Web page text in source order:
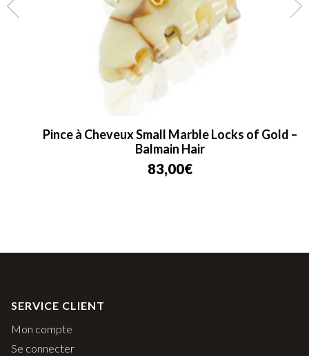
Pince à Cheveux Small Marble Locks of Gold –
Balmain Hair
83,00€
SERVICE CLIENT
Mon compte
Se connecter